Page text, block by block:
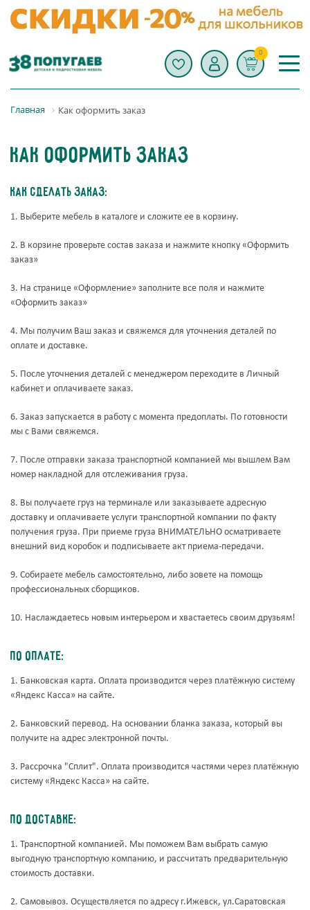
0
Главная Как оформить заказ
Как оформить заказ
Как сделать заказ:
1. Выберите мебель в каталоге и сложите ее в корзину.
2. В корзине проверьте состав заказа и нажмите кнопку «Оформить
заказ»
3. На странице «Оформление» заполните все поля и нажмите
«Оформить заказ»
4. Мы получим Ваш заказ и свяжемся для уточнения деталей по
оплате и доставке.
5. После уточнения деталей с менеджером переходите в Личный
кабинет и оплачиваете заказ.
6. Заказ запускается в работу с момента предоплаты. По готовности
мы с Вами свяжемся.
7. После отправки заказа транспортной компанией мы вышлем Вам
номер накладной для отслеживания груза.
8. Вы получаете груз на терминале или заказываете адресную
доставку и оплачиваете услуги транспортной компании по факту
получения груза. При приеме груза ВНИМАТЕЛЬНО осматриваете
внешний вид коробок и подписываете акт приема-передачи.
9. Собираете мебель самостоятельно, либо зовете на помощь
профессиональных сборщиков.
10. Наслаждаетесь новым интерьером и хвастаетесь своим друзьям!
По оплате:
1. Банковская карта. Оплата производится через платёжную систему
«Яндекс Касса» на сайте.
2. Банковский перевод. На основании бланка заказа, который вы
получите на адрес электронной почты.
3. Рассрочка "Сплит". Оплата производится частями через платёжную
систему «Яндекс Касса» на сайте.
По доставке:
1. Транспортной компанией. Мы поможем Вам выбрать самую
выгодную транспортную компанию, и рассчитать предварительную
стоимость доставки.
2. Самовывоз. Осуществляется по адресу г.Ижевск, ул.Саратовская